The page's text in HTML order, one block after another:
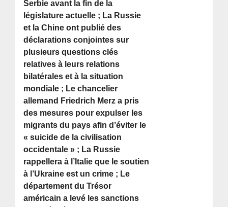
Serbie avant la fin de la
législature actuelle ; La Russie
et la Chine ont publié des
déclarations conjointes sur
plusieurs questions clés
relatives à leurs relations
bilatérales et à la situation
mondiale ; Le chancelier
allemand Friedrich Merz a pris
des mesures pour expulser les
migrants du pays afin d’éviter le
« suicide de la civilisation
occidentale » ; La Russie
rappellera à l’Italie que le soutien
à l’Ukraine est un crime ; Le
département du Trésor
américain a levé les sanctions